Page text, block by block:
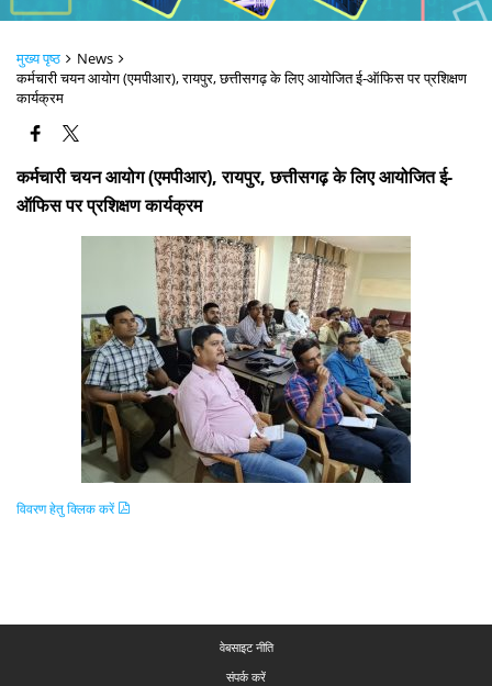
मुख्य पृष्ठ
News
कर्मचारी चयन आयोग (एमपीआर), रायपुर, छत्तीसगढ़ के लिए आयोजित ई-ऑफिस पर प्रशिक्षण
कार्यक्रम
कर्मचारी चयन आयोग (एमपीआर), रायपुर, छत्तीसगढ़ के लिए आयोजित ई-
ऑफिस पर प्रशिक्षण कार्यक्रम
विवरण हेतु क्लिक करें
वेबसाइट नीति
संपर्क करें